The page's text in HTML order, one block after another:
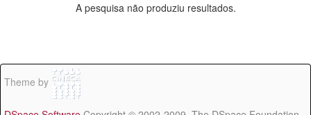
A pesquisa não produziu resultados.
Theme by